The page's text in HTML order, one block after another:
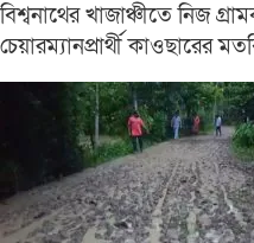
বিশ্বনাথের খাজাঞ্চীতে নিজ
চেয়ারম্যানপ্রার্থী কাওছারের